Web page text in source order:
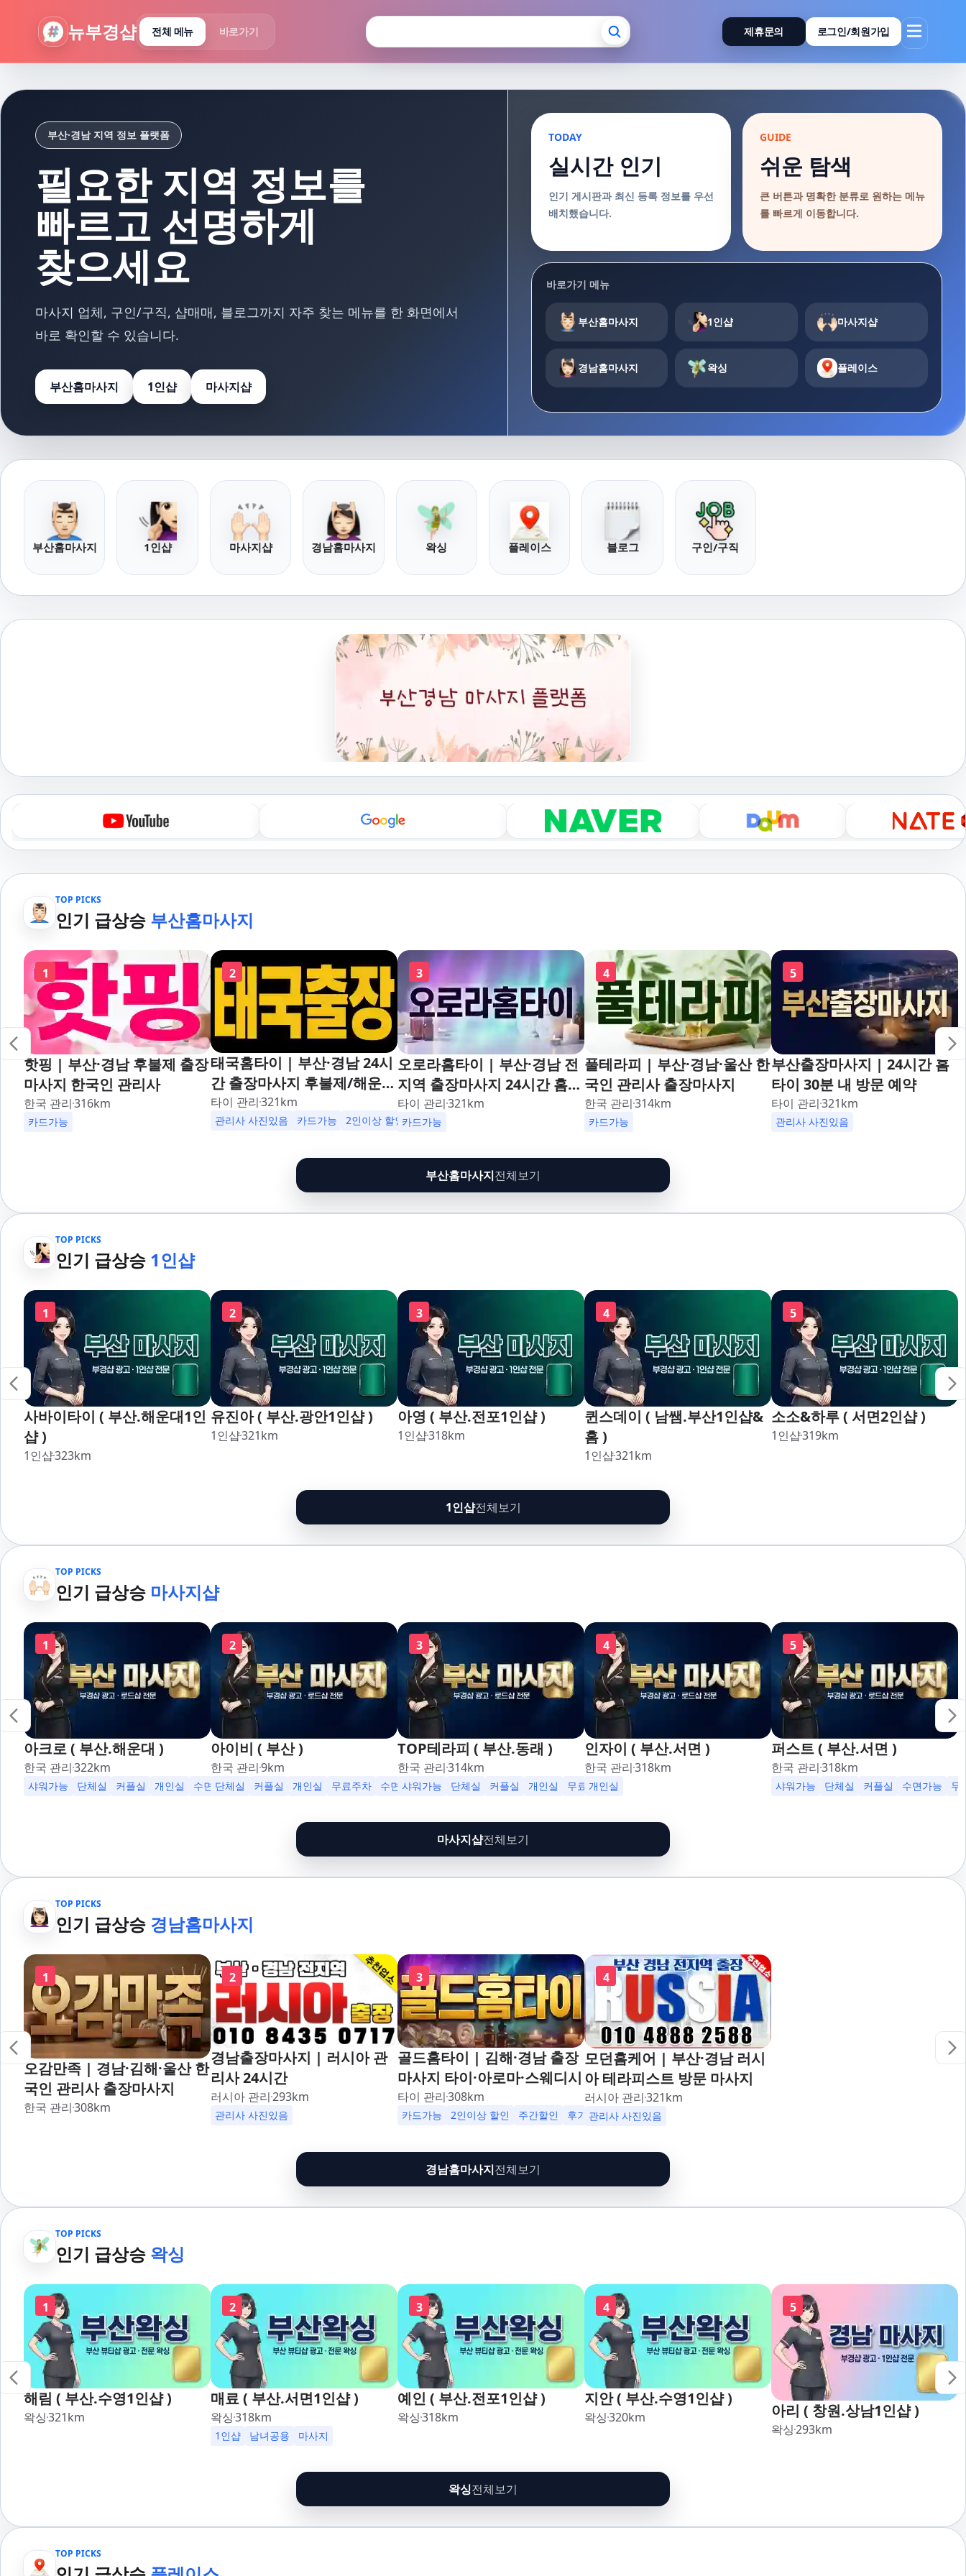
뉴부경샵 전체 메뉴 바로가기 제휴문의 로그인/회원가입
부산·경남 지역 정보 플랫폼
필요한 지역 정보를
빠르고 선명하게
찾으세요
마사지 업체, 구인/구직, 샵매매, 블로그까지 자주 찾는 메뉴를 한 화면에서
바로 확인할 수 있습니다.
부산홈마사지 1인샵 마사지샵
TODAY
실시간 인기
인기 게시판과 최신 등록 정보를 우선
배치했습니다.
GUIDE
쉬운 탐색
큰 버튼과 명확한 분류로 원하는 메뉴
를 빠르게 이동합니다.
바로가기 메뉴
부산홈마사지 1인샵 마사지샵
경남홈마사지 왁싱 플레이스
부산홈마사지 1인샵 마사지샵 경남홈마사지 왁싱 플레이스 블로그 구인/구직
TOP PICKS
인기 급상승 부산홈마사지
1
핫핑 | 부산·경남 후불제 출장
마사지 한국인 관리사
한국 관리316km
카드가능
2
태국홈타이 | 부산·경남 24시
간 출장마사지 후불제/해운
대,사상,광안리,남포동,구포,
덕천,명지,민락,수영,동래,남
송도,자갈치,하단,다대포,범
일,범천,우동,마린시티,송정,
장,강서,신호,서구,암남
타이 관리321km
관리사 사진있음 카드가능 2인이상 할인 업소 이벤트중
3
오로라홈타이 | 부산·경남 전
지역 출장마사지 24시간 홈타
이
타이 관리321km
카드가능
4
풀테라피 | 부산·경남·울산 한
국인 관리사 출장마사지
한국 관리314km
카드가능
5
부산출장마사지 | 24시간 홈
타이 30분 내 방문 예약
타이 관리321km
관리사 사진있음
부산홈마사지전체보기
TOP PICKS
인기 급상승 1인샵
1
사바이타이 ( 부산.해운대1인
샵 )
1인샵323km
2
유진아 ( 부산.광안1인샵 )
1인샵321km
3
아영 ( 부산.전포1인샵 )
1인샵318km
4
퀸스데이 ( 남쌤.부산1인샵&
홈 )
1인샵321km
5
소소&하루 ( 서면2인샵 )
1인샵319km
1인샵전체보기
TOP PICKS
인기 급상승 마사지샵
1
아크로 ( 부산.해운대 )
한국 관리322km
샤워가능 단체실 커플실 개인실 수면가능 무료주차 24시영업
2
아이비 ( 부산 )
한국 관리9km
단체실 커플실 개인실 무료주차 수면가능 샤워가능
3
TOP테라피 ( 부산.동래 )
한국 관리314km
샤워가능 단체실 커플실 개인실 무료주차 수면가능
4
인자이 ( 부산.서면 )
한국 관리318km
개인실
5
퍼스트 ( 부산.서면 )
한국 관리318km
샤워가능 단체실 커플실 수면가능 무
마사지샵전체보기
TOP PICKS
인기 급상승 경남홈마사지
1
오감만족 | 경남·김해·울산 한
국인 관리사 출장마사지
한국 관리308km
2
경남출장마사지 | 러시아 관
리사 24시간
러시아 관리293km
관리사 사진있음
3
골드홈타이 | 김해·경남 출장
마사지 타이·아로마·스웨디시
타이 관리308km
카드가능 2인이상 할인 주간할인 후기할인 생일할인
4
모던홈케어 | 부산·경남 러시
아 테라피스트 방문 마사지
러시아 관리321km
관리사 사진있음
경남홈마사지전체보기
TOP PICKS
인기 급상승 왁싱
1
해림 ( 부산.수영1인샵 )
왁싱321km
2
매료 ( 부산.서면1인샵 )
왁싱318km
1인샵 남녀공용 마사지
3
예인 ( 부산.전포1인샵 )
왁싱318km
4
지안 ( 부산.수영1인샵 )
왁싱320km
5
아리 ( 창원.상남1인샵 )
왁싱293km
왁싱전체보기
TOP PICKS